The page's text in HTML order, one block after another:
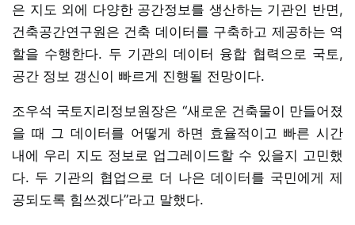
은 지도 외에 다양한 공간정보를 생산하는 기관인 반면,
건축공간연구원은 건축 데이터를 구축하고 제공하는 역
할을 수행한다. 두 기관의 데이터 융합 협력으로 국토,
공간 정보 갱신이 빠르게 진행될 전망이다.
조우석 국토지리정보원장은 “새로운 건축물이 만들어졌
을 때 그 데이터를 어떻게 하면 효율적이고 빠른 시간
내에 우리 지도 정보로 업그레이드할 수 있을지 고민했
다. 두 기관의 협업으로 더 나은 데이터를 국민에게 제
공되도록 힘쓰겠다”라고 말했다.